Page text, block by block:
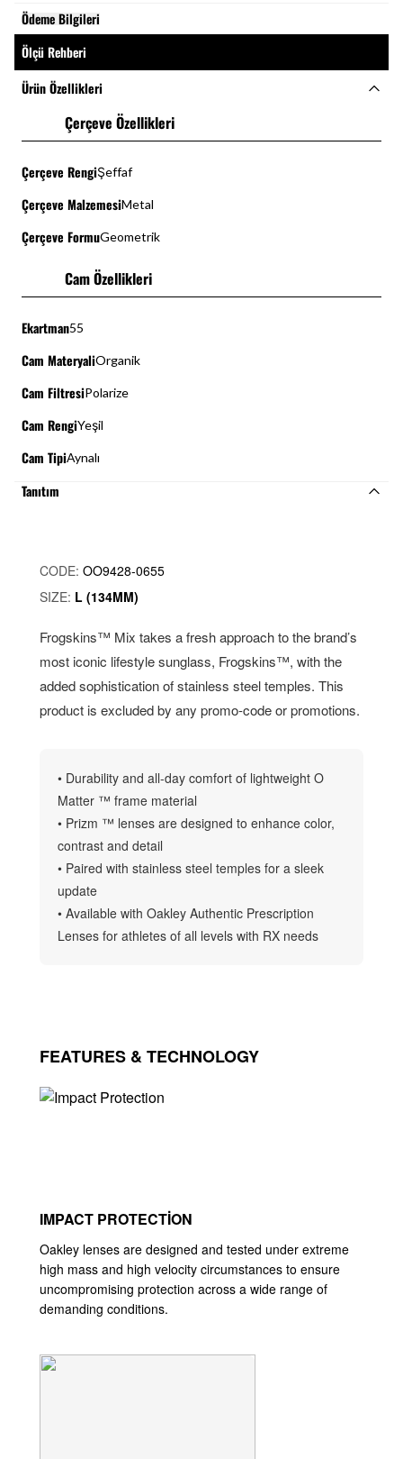
Ödeme Bilgileri
Ölçü Rehberi
Ürün Özellikleri
Çerçeve Özellikleri
Çerçeve RengiŞeffaf
Çerçeve MalzemesiMetal
Çerçeve FormuGeometrik
Cam Özellikleri
Ekartman55
Cam MateryaliOrganik
Cam FiltresiPolarize
Cam RengiYeşil
Cam TipiAynalı
Tanıtım
CODE: OO9428-0655
SIZE: L (134MM)
Frogskins™ Mix takes a fresh approach to the brand’s
most iconic lifestyle sunglass, Frogskins™, with the
added sophistication of stainless steel temples. This
product is excluded by any promo-code or promotions.
• Durability and all-day comfort of lightweight O
Matter ™ frame material
• Prizm ™ lenses are designed to enhance color,
contrast and detail
• Paired with stainless steel temples for a sleek
update
• Available with Oakley Authentic Prescription
Lenses for athletes of all levels with RX needs
FEATURES & TECHNOLOGY
IMPACT PROTECTION
Oakley lenses are designed and tested under extreme
high mass and high velocity circumstances to ensure
uncompromising protection across a wide range of
demanding conditions.